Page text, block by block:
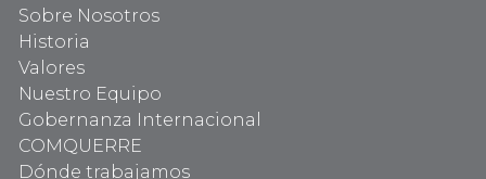
Sobre Nosotros
Historia
Valores
Nuestro Equipo
Gobernanza Internacional
COMQUERRE
Dónde trabajamos